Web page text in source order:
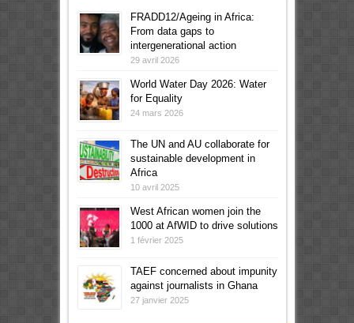
FRADD12/Ageing in Africa:
From data gaps to
intergenerational action
29 avril 2026
World Water Day 2026: Water
for Equality
24 mars 2026
The UN and AU collaborate for
sustainable development in
Africa
10 avril 2025
West African women join the
1000 at AfWID to drive solutions
1 février 2025
TAEF concerned about impunity
against journalists in Ghana
27 janvier 2025